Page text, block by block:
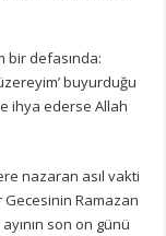
bir defasında:
buyurduğu
ihya ederse Allah
nazaran asıl vakti
Gecesinin Ramazan
son on günü